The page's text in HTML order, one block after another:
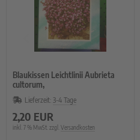
Blaukissen Leichtlinii Aubrieta
cultorum,
Lieferzeit: 3-4 Tage
2,20 EUR
inkl. 7 % MwSt. zzgl. Versandkosten